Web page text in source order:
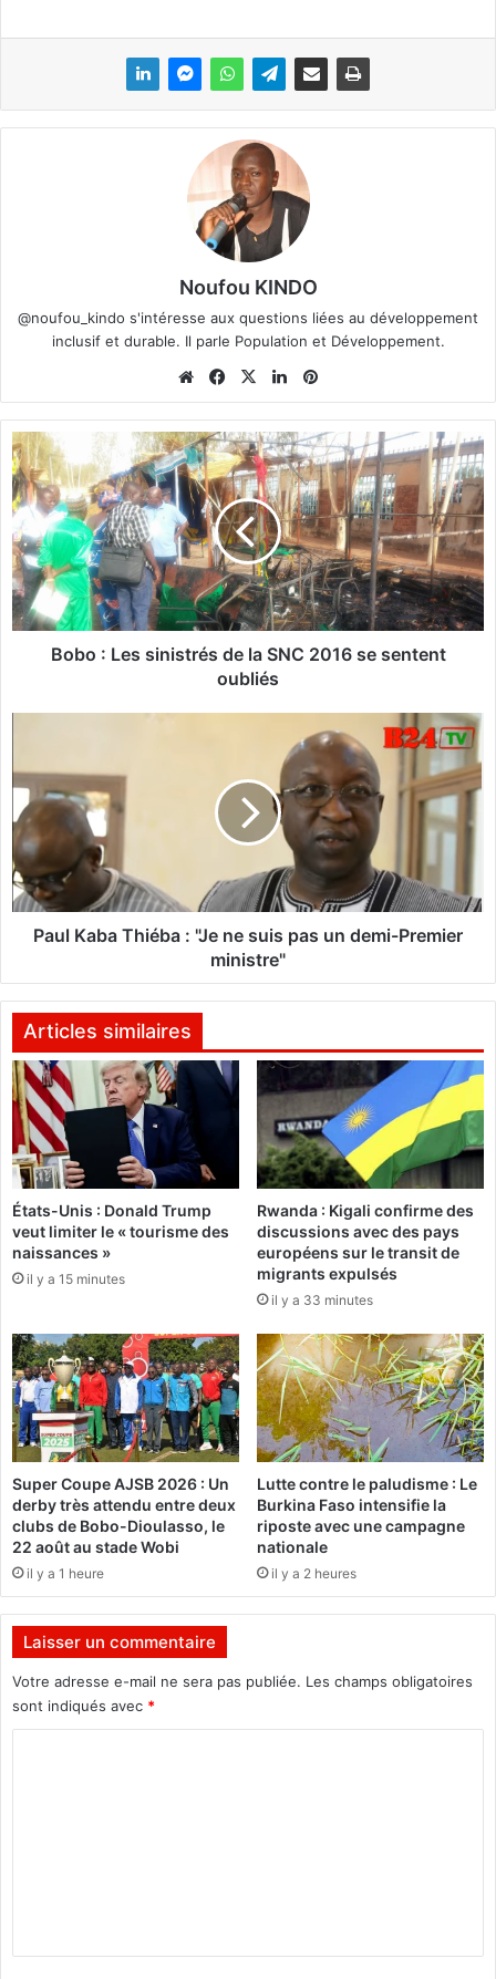
Noufou KINDO
@noufou_kindo s'intéresse aux questions liées au développement
inclusif et durable. Il parle Population et Développement.
We
bsi
te
Fa
ce
bo
ok
X
Lin
ke
din
ter
est
B
o
b
o
:
L
e
s
t
r
é
s
d
e
l
C
1
6
s
e
s
e
n
t
e
n
u
b
l
i
é
s
Bobo : Les sinistrés de la SNC 2016 se sentent
oubliés
u
l
K
a
b
a
T
é
b
:
"
J
e
n
e
u
i
s
p
u
n
d
e
m
i
-
P
r
m
e
r
m
i
Paul Kaba Thiéba : "Je ne suis pas un demi-Premier
ministre"
Articles similaires
États-Unis : Donald Trump
veut limiter le « tourisme des
naissances »
il y a 15 minutes
Rwanda : Kigali confirme des
discussions avec des pays
européens sur le transit de
migrants expulsés
il y a 33 minutes
Super Coupe AJSB 2026 : Un
derby très attendu entre deux
clubs de Bobo-Dioulasso, le
22 août au stade Wobi
il y a 1 heure
Lutte contre le paludisme : Le
Burkina Faso intensifie la
riposte avec une campagne
nationale
il y a 2 heures
Laisser un commentaire
Votre adresse e-mail ne sera pas publiée. Les champs obligatoires
sont indiqués avec *